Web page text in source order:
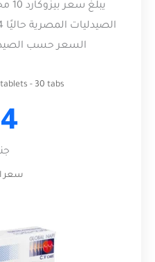
السعر حسب
- 30 tabs
سعر